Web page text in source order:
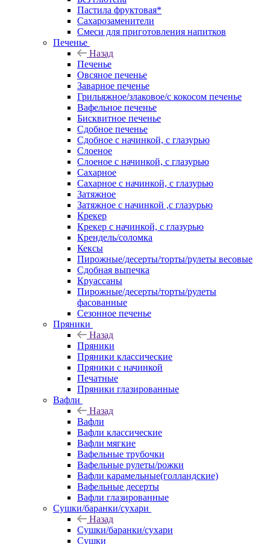
Пастила фруктовая*
Сахарозаменители
Смеси для приготовления напитков
Печенье
Назад
Печенье
Овсяное печенье
Заварное печенье
Грильяжное/злаковое/с кокосом печенье
Вафельное печенье
Бисквитное печенье
Сдобное печенье
Сдобное с начинкой, с глазурью
Слоеное
Слоеное с начинкой, с глазурью
Сахарное
Сахарное с начинкой, с глазурью
Затяжное
Затяжное с начинкой ,с глазурью
Крекер
Крекер с начинкой, с глазурью
Крендель/соломка
Кексы
Пирожные/десерты/торты/рулеты весовые
Сдобная выпечка
Круассаны
Пирожные/десерты/торты/рулеты
фасованные
Сезонное печенье
Пряники
Назад
Пряники
Пряники классические
Пряники с начинкой
Печатные
Пряники глазированные
Вафли
Назад
Вафли
Вафли классические
Вафли мягкие
Вафельные трубочки
Вафельные рулеты/рожки
Вафли карамельные(голландские)
Вафельные десерты
Вафли глазированные
Сушки/баранки/сухари
Назад
Сушки/баранки/сухари
Сушки